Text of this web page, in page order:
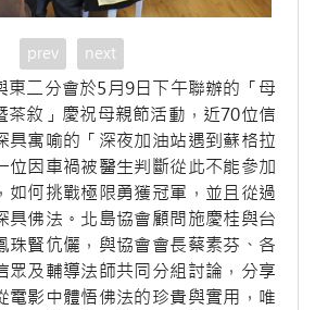
prev next
東二分會於5月9日下午聯辦的「母
茶敘」慶祝母親節活動，近70位信
具寓喻的「深夜加油站遇到蘇格拉
位因車禍被醫生判斷從此不能參加
如何挑戰極限勇獲冠軍，並且從過
具佛法。北島協會顧問施慶桂與台
珠賢伉儷，與協會會長蔡素芬、各
眾及輔導法師共同分組討論，分享
電影中體悟佛法的珍貴與實用，唯